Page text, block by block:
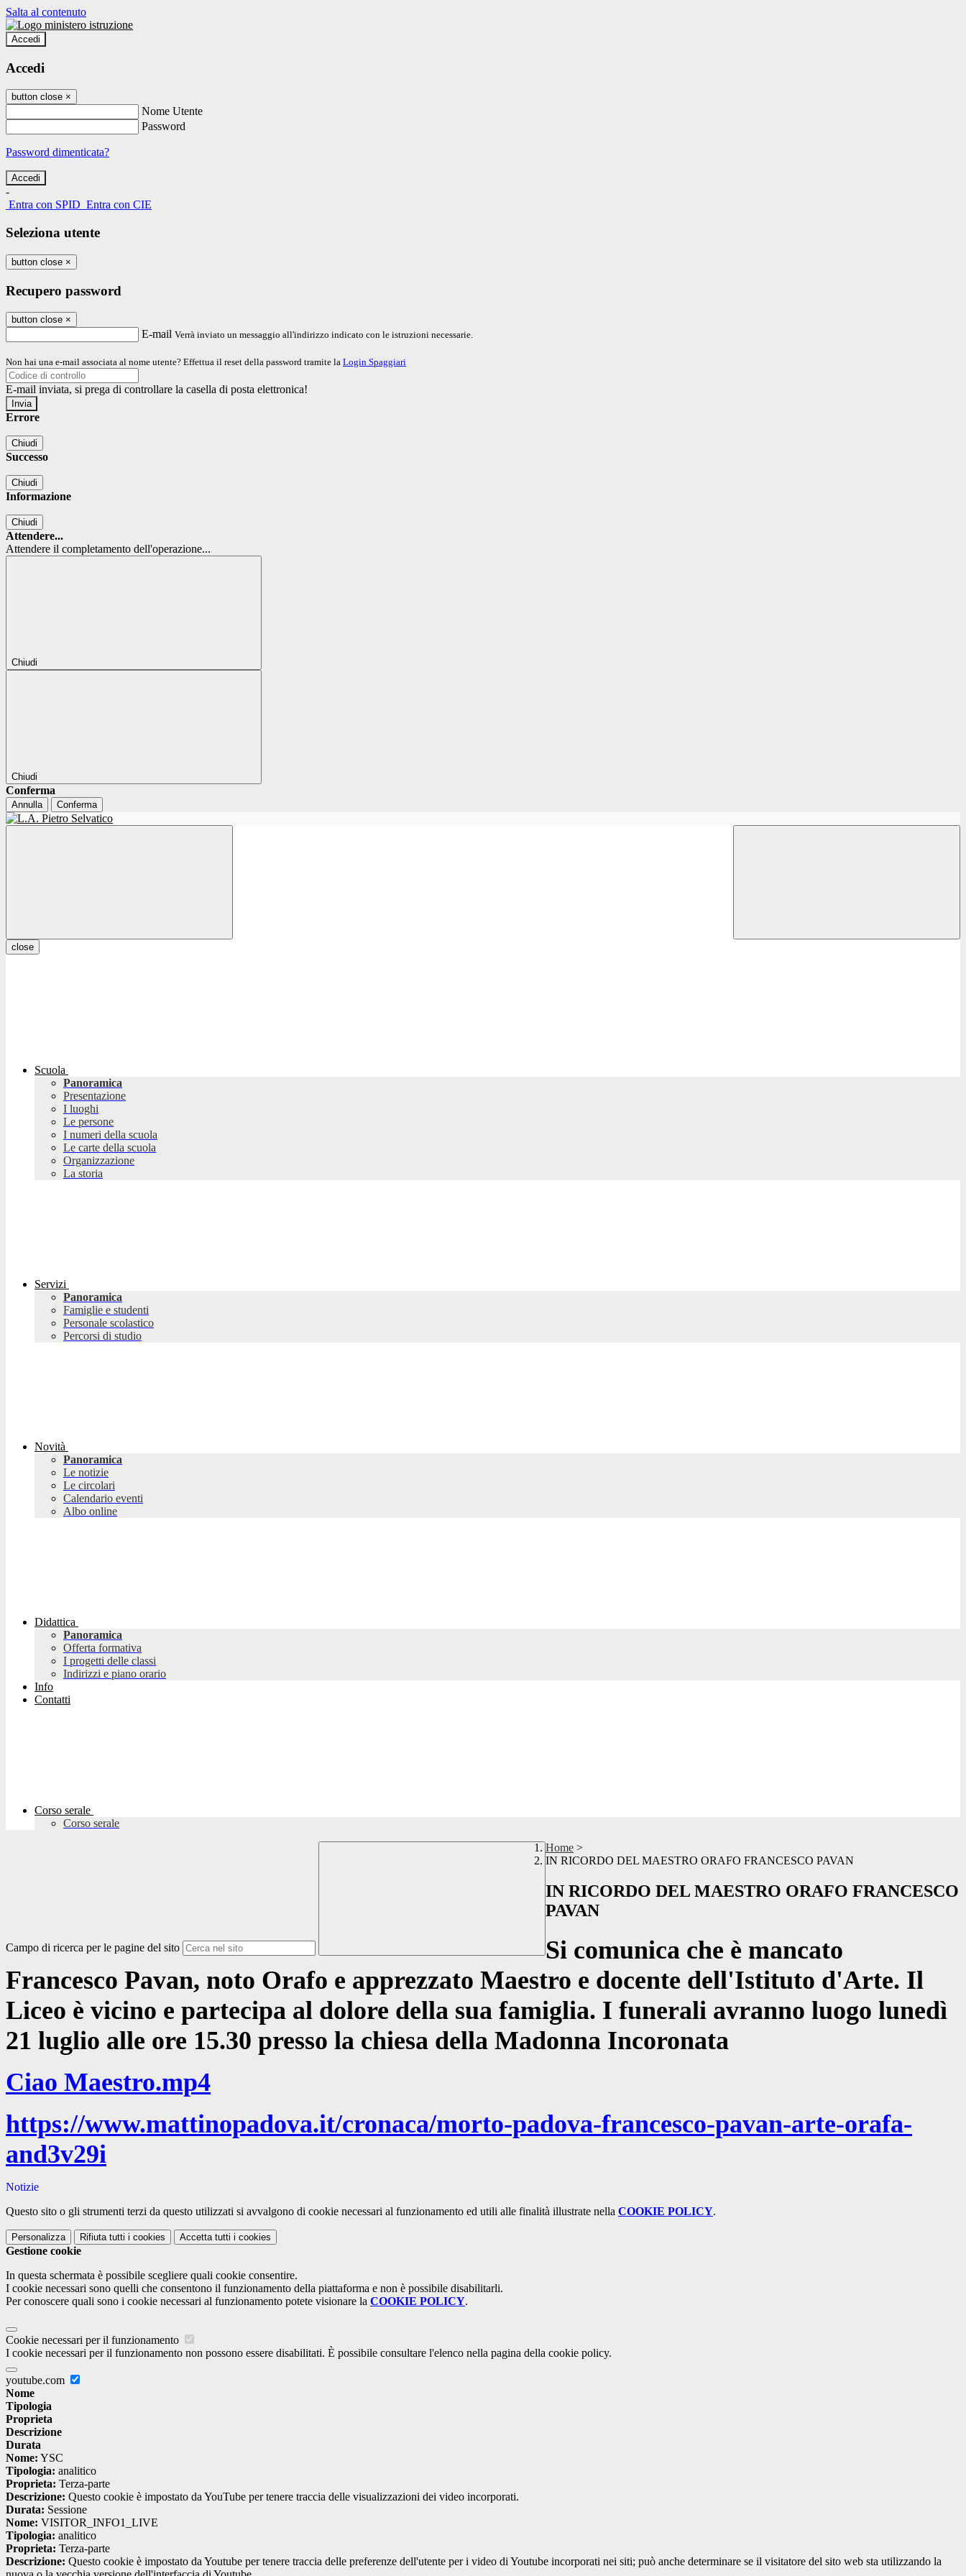
Salta al contenuto
Accedi
Accedi
button close ×
Nome Utente
Password
Password dimenticata?
-
Entra con SPID Entra con CIE
Seleziona utente
button close ×
Recupero password
button close ×
E-mail Verrà inviato un messaggio all'indirizzo indicato con le istruzioni necessarie.
Non hai una e-mail associata al nome utente? Effettua il reset della password tramite la Login Spaggiari
E-mail inviata, si prega di controllare la casella di posta elettronica!
Errore
Chiudi
Successo
Chiudi
Informazione
Chiudi
Attendere...
Attendere il completamento dell'operazione...
Chiudi
Chiudi
Conferma
Annulla Conferma
close
Scuola
Panoramica
Presentazione
I luoghi
Le persone
I numeri della scuola
Le carte della scuola
Organizzazione
La storia
Servizi
Panoramica
Famiglie e studenti
Personale scolastico
Percorsi di studio
Novità
Panoramica
Le notizie
Le circolari
Calendario eventi
Albo online
Didattica
Panoramica
Offerta formativa
I progetti delle classi
Indirizzi e piano orario
Info
Contatti
Corso serale
Corso serale
Campo di ricerca per le pagine del sito
Home >
IN RICORDO DEL MAESTRO ORAFO FRANCESCO PAVAN
IN RICORDO DEL MAESTRO ORAFO FRANCESCO
PAVAN
Si comunica che è mancato
Francesco Pavan, noto Orafo e apprezzato Maestro e docente dell'Istituto d'Arte. Il
Liceo è vicino e partecipa al dolore della sua famiglia. I funerali avranno luogo lunedì
21 luglio alle ore 15.30 presso la chiesa della Madonna Incoronata
Ciao Maestro.mp4
https://www.mattinopadova.it/cronaca/morto-padova-francesco-pavan-arte-orafa-
and3v29i
Notizie
Questo sito o gli strumenti terzi da questo utilizzati si avvalgono di cookie necessari al funzionamento ed utili alle finalità illustrate nella COOKIE POLICY.
Personalizza Rifiuta tutti i cookies Accetta tutti i cookies
Gestione cookie
In questa schermata è possibile scegliere quali cookie consentire.
I cookie necessari sono quelli che consentono il funzionamento della piattaforma e non è possibile disabilitarli.
Per conoscere quali sono i cookie necessari al funzionamento potete visionare la COOKIE POLICY.
Cookie necessari per il funzionamento
I cookie necessari per il funzionamento non possono essere disabilitati. È possibile consultare l'elenco nella pagina della cookie policy.
youtube.com
Nome
Tipologia
Proprieta
Descrizione
Durata
Nome: YSC
Tipologia: analitico
Proprieta: Terza-parte
Descrizione: Questo cookie è impostato da YouTube per tenere traccia delle visualizzazioni dei video incorporati.
Durata: Sessione
Nome: VISITOR_INFO1_LIVE
Tipologia: analitico
Proprieta: Terza-parte
Descrizione: Questo cookie è impostato da Youtube per tenere traccia delle preferenze dell'utente per i video di Youtube incorporati nei siti; può anche determinare se il visitatore del sito web sta utilizzando la